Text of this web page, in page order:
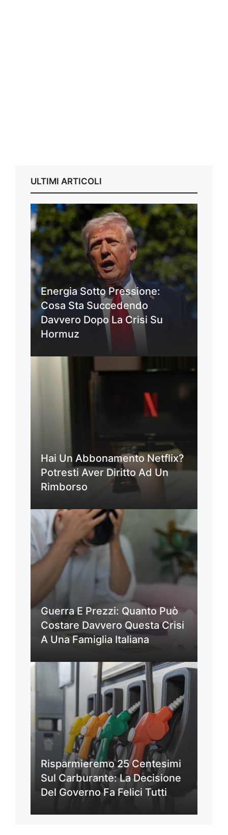
ULTIMI ARTICOLI
Energia Sotto Pressione:
Cosa Sta Succedendo
Davvero Dopo La Crisi Su
Hormuz
Hai Un Abbonamento Netflix?
Potresti Aver Diritto Ad Un
Rimborso
Guerra E Prezzi: Quanto Può
Costare Davvero Questa Crisi
A Una Famiglia Italiana
Risparmieremo 25 Centesimi
Sul Carburante: La Decisione
Del Governo Fa Felici Tutti